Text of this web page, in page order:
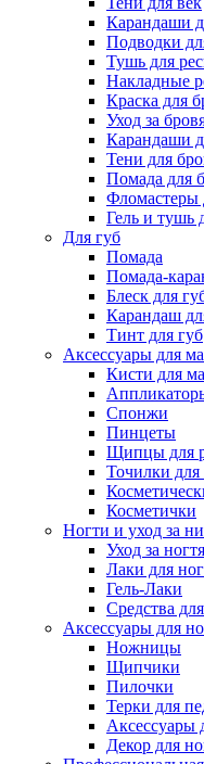
Карандаши
Подводки
Тушь для
Накладные
Краска для
Уход за
Карандаши
Тени для
Помада для
Фломастеры
Гель и тушь
Для губ
Помада
Помада-
Блеск для
Карандаш
Тинт для губ
Аксессуары для
Кисти для
Спонжи
Пинцеты
Щипцы для
Точилки для
Косметички
Ногти и уход за
Уход за
Лаки для
Гель-Лаки
Средства
Аксессуары для
Ножницы
Щипчики
Пилочки
Терки для
Аксессуары
Декор для